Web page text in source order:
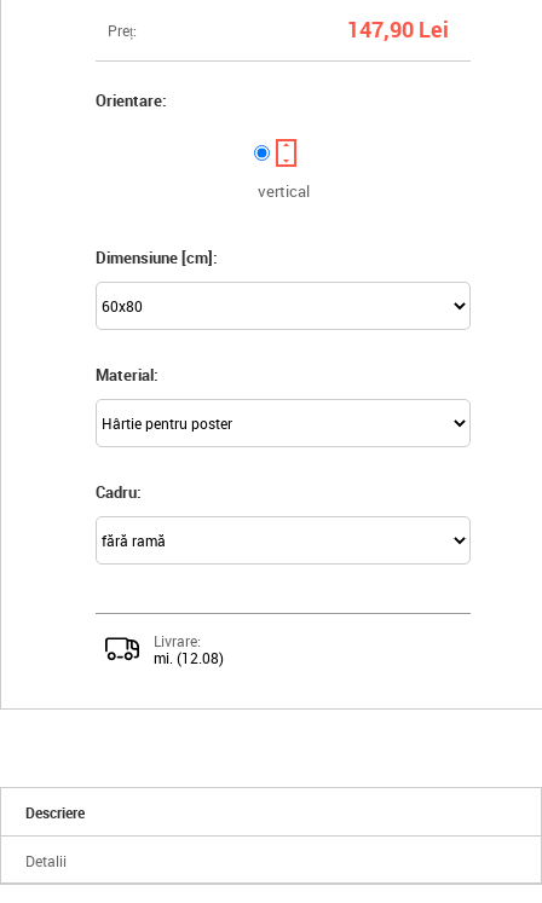
Preț: 147,90 Lei
Orientare:
vertical
Dimensiune [cm]:
Material:
Cadru:
Livrare:
mi. (12.08)
Descriere
Detalii